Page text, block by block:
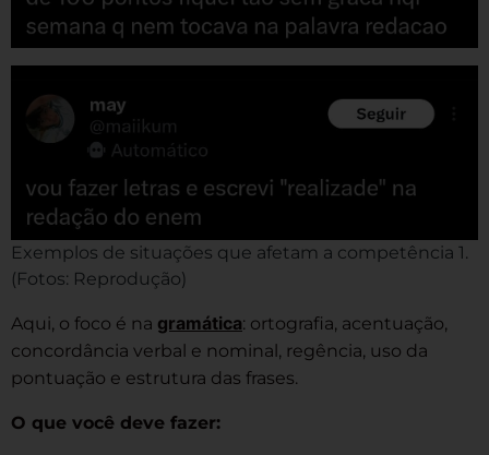
Exemplos de situações que afetam a competência 1.
(Fotos: Reprodução)
Aqui, o foco é na gramática: ortografia, acentuação,
concordância verbal e nominal, regência, uso da
pontuação e estrutura das frases.
O que você deve fazer: